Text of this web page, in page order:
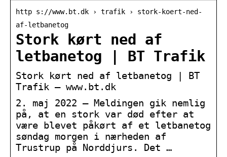
http s://www.bt.dk › trafik › stork-koert-ned-
af-letbanetog
Stork kørt ned af
letbanetog | BT Trafik
Stork kørt ned af letbanetog | BT
Trafik – www.bt.dk
2. maj 2022 — Meldingen gik nemlig
på, at en stork var død efter at
være blevet påkørt af et letbanetog
søndag morgen i nærheden af
Trustrup på Norddjurs. Det …